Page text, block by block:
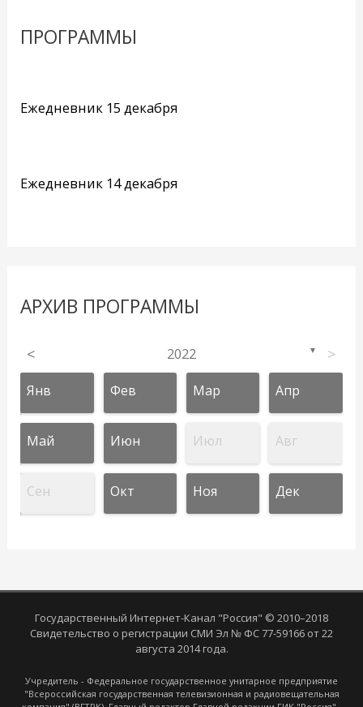
ПРОГРАММЫ
Ежедневник 15 декабря
Ежедневник 14 декабря
АРХИВ ПРОГРАММЫ
< 2022 ▼ >
Янв Фев Мар Апр
Май Июн Июл Авг
Сен Окт Ноя Дек
Государственный Интернет-Канал "Россия" © 2010–2018
Свидетельство о регистрации СМИ Эл № ФС 77-59166 от 22
августа 2014 года.
Учредитель - Федеральное государственное унитарное предприятие
"Всероссийская государственная телевизионная и радиовещательная